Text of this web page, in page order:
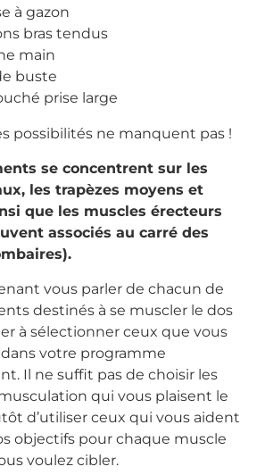
à gazon
bras tendus
main
buste
prise large
possibilités ne manquent pas !
se concentrent sur les
les trapèzes moyens et
que les muscles érecteurs
associés au carré des
vous parler de chacun de
destinés à se muscler le dos
à sélectionner ceux que vous
votre programme
Il ne suffit pas de choisir les
qui vous plaisent le
d’utiliser ceux qui vous aident
objectifs pour chaque muscle
voulez cibler.